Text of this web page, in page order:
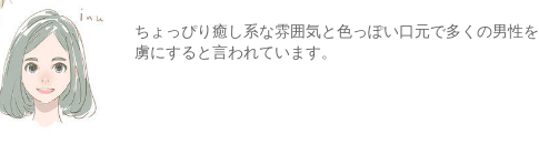
ちょっぴり癒し系な雰囲気と色っぽい口元で多くの男性を
虜にすると言われています。